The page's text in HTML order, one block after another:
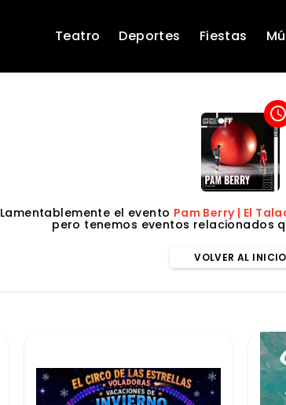
Teatro Deportes Fiestas
access_time
Lamentablemente el evento Pam Berry | El
pero tenemos eventos relacionados
VOLVER AL INICIO